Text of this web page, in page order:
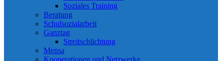
Soziales Training
Beratung
Schulsozialarbeit
Ganztag
Streitschlichtung
Mensa
Kooperationen und Netzwerke